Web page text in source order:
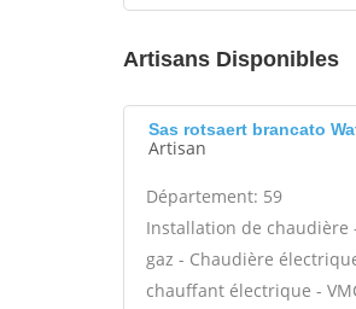
Artisans Disponibles
Sas rotsaert brancato
Artisan
Département: 59
Installation de chaudière
gaz - Chaudière
chauffant électrique -